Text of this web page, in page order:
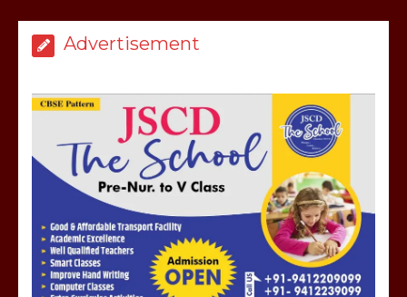
Advertisement
मेरठ सुराजकुंड शमशान घाट में चिता से अस्थि
उठाकर खाते कुत्ते का वीडियो इंटरनेट पर जमकर
हो रहा वायरल
March 6, 2025